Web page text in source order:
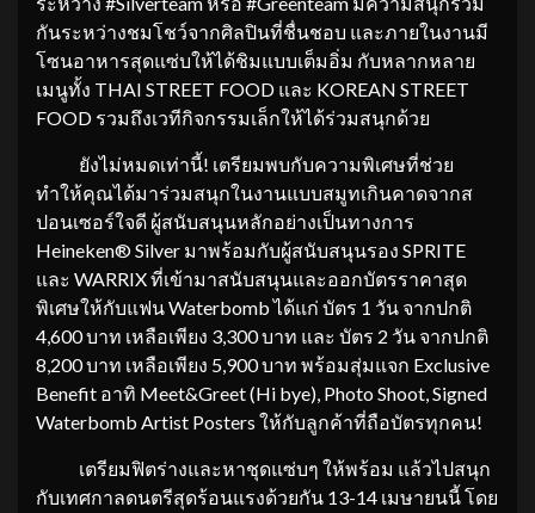
กันระหว่างชมโชว์จากศิลปินที่ชื่นชอบ และภายในงานมี
โซนอาหารสุดแซ่บให้ได้ชิมแบบเต็มอิ่ม กับหลากหลาย
เมนูทั้ง THAI STREET FOOD และ KOREAN STREET
FOOD รวมถึงเวทีกิจกรรมเล็กให้ได้ร่วมสนุกด้วย
ยังไม่หมดเท่านี้! เตรียมพบกับความพิเศษที่ช่วย
ทำให้คุณได้มาร่วมสนุกในงานแบบสมูทเกินคาดจากส
ปอนเซอร์ใจดี ผู้สนับสนุนหลักอย่างเป็นทางการ
Heineken® Silver มาพร้อมกับผู้สนับสนุนรอง SPRITE
และ WARRIX ที่เข้ามาสนับสนุนและออกบัตรราคาสุด
พิเศษให้กับแฟน Waterbomb ได้แก่ บัตร 1 วัน จากปกติ
4,600 บาท เหลือเพียง 3,300 บาท และ บัตร 2 วัน จากปกติ
8,200 บาท เหลือเพียง 5,900 บาท พร้อมสุ่มแจก Exclusive
Benefit อาทิ Meet&Greet (Hi bye), Photo Shoot, Signed
Waterbomb Artist Posters ให้กับลูกค้าที่ถือบัตรทุกคน!
เตรียมฟิตร่างและหาชุดแซ่บๆ ให้พร้อม แล้วไปสนุก
กับเทศกาลดนตรีสุดร้อนแรงด้วยกัน 13-14 เมษายนนี้ โดย